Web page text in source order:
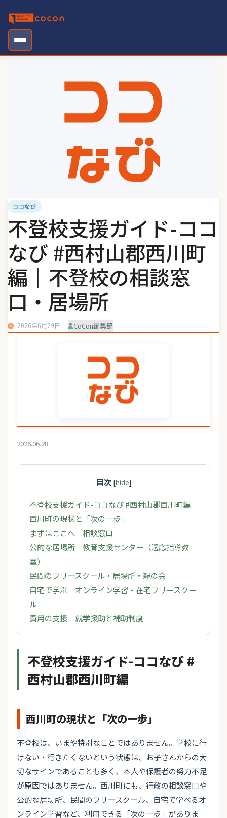
content
ココなび
不登校支援ガイド-ココ
なび #西村山郡西川町
編｜不登校の相談窓
口・居場所
2026年6月29日 CoCon編集部
2026.06.28
目次 [hide]
不登校支援ガイド-ココなび #西村山郡西川町編
西川町の現状と「次の一歩」
まずはここへ｜相談窓口
公的な居場所｜教育支援センター（適応指導教
室）
民間のフリースクール・居場所・親の会
自宅で学ぶ｜オンライン学習・在宅フリースクー
ル
費用の支援｜就学援助と補助制度
不登校支援ガイド-ココなび #
西村山郡西川町編
西川町の現状と「次の一歩」
不登校は、いまや特別なことではありません。学校に行
けない・行きたくないという状態は、お子さんからの大
切なサインであることも多く、本人や保護者の努力不足
が原因ではありません。西川町にも、行政の相談窓口や
公的な居場所、民間のフリースクール、自宅で学べるオ
ンライン学習など、利用できる「次の一歩」がありま